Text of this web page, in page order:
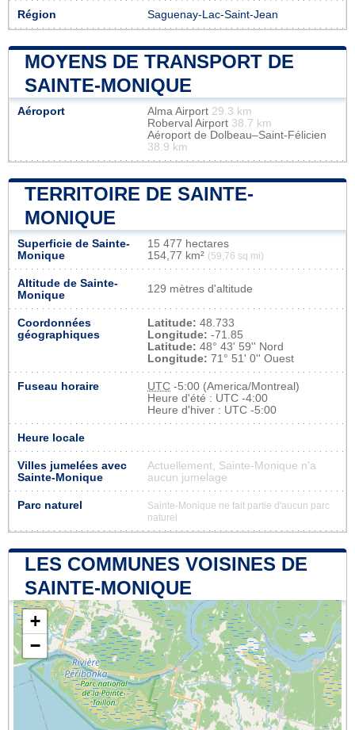
Région Saguenay-Lac-Saint-Jean
MOYENS DE TRANSPORT DE
SAINTE-MONIQUE
Aéroport Alma Airport 29.3 km
Roberval Airport 38.7 km
Aéroport de Dolbeau–Saint-Félicien
38.9 km
TERRITOIRE DE SAINTE-
MONIQUE
Superficie de Sainte-
Monique
15 477 hectares
154,77 km² (59,76 sq mi)
Altitude de Sainte-
Monique
129 mètres d'altitude
Coordonnées
géographiques
Latitude: 48.733
Longitude: -71.85
Latitude: 48° 43' 59'' Nord
Longitude: 71° 51' 0'' Ouest
Fuseau horaire UTC -5:00 (America/Montreal)
Heure d'été : UTC -4:00
Heure d'hiver : UTC -5:00
Heure locale
Villes jumelées avec
Sainte-Monique
Actuellement, Sainte-Monique n'a
aucun jumelage
Parc naturel
Sainte-Monique ne fait partie d'aucun parc
naturel
LES COMMUNES VOISINES DE
SAINTE-MONIQUE
+
−